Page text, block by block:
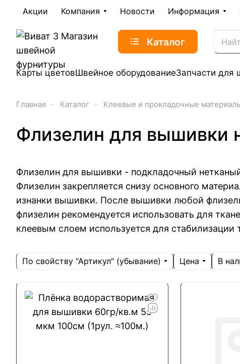
Акции Компания Новости Информация
Каталог
Карты цветовШвейное оборудованиеЗапчасти для
Главная – Каталог – Клеевые и прокладочные
Флизелин для вышивки
Флизелин для вышивки - подкладочный
Флизелин закрепляется снизу основного
изнанки вышивки. После вышивки любой
флизелин рекомендуется использовать для
клеевым слоем используется для
По свойству "Артикул" (убывание) Цена В